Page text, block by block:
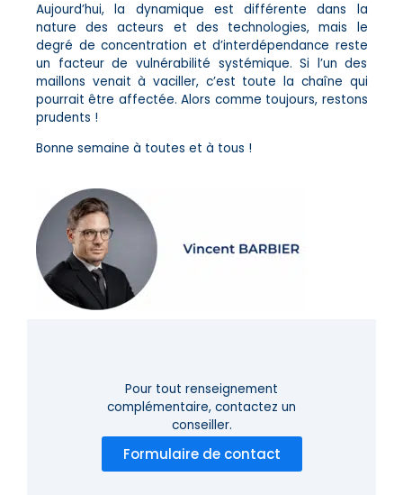
Aujourd’hui, la dynamique est différente dans la
nature des acteurs et des technologies, mais le
degré de concentration et d’interdépendance reste
un facteur de vulnérabilité systémique. Si l’un des
maillons venait à vaciller, c’est toute la chaîne qui
pourrait être affectée. Alors comme toujours, restons
prudents !
Bonne semaine à toutes et à tous !
Pour tout renseignement
complémentaire, contactez un
conseiller.
Formulaire de contact